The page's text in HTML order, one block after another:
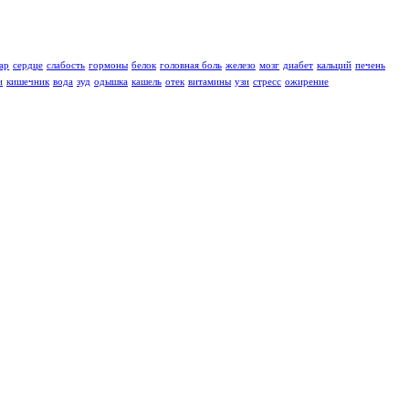
сердце слабость гормоны белок головная боль железо мозг диабет кальций печень
кишечник вода зуд одышка кашель отек витамины узи стресс ожирение